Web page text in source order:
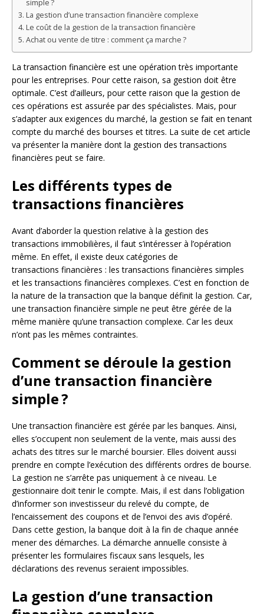
simple ?
La gestion d’une transaction financière complexe
Le coût de la gestion de la transaction financière
Achat ou vente de titre : comment ça marche ?
La transaction financière est une opération très importante
pour les entreprises. Pour cette raison, sa gestion doit être
optimale. C’est d’ailleurs, pour cette raison que la gestion de
ces opérations est assurée par des spécialistes. Mais, pour
s’adapter aux exigences du marché, la gestion se fait en tenant
compte du marché des bourses et titres. La suite de cet article
va présenter la manière dont la gestion des transactions
financières peut se faire.
Les différents types de
transactions financières
Avant d’aborder la question relative à la gestion des
transactions immobilières, il faut s’intéresser à l’opération
même. En effet, il existe deux catégories de
transactions financières : les transactions financières simples
et les transactions financières complexes. C’est en fonction de
la nature de la transaction que la banque définit la gestion. Car,
une transaction financière simple ne peut être gérée de la
même manière qu’une transaction complexe. Car les deux
n’ont pas les mêmes contraintes.
Comment se déroule la gestion
d’une transaction financière
simple ?
Une transaction financière est gérée par les banques. Ainsi,
elles s’occupent non seulement de la vente, mais aussi des
achats des titres sur le marché boursier. Elles doivent aussi
prendre en compte l’exécution des différents ordres de bourse.
La gestion ne s’arrête pas uniquement à ce niveau. Le
gestionnaire doit tenir le compte. Mais, il est dans l’obligation
d’informer son investisseur du relevé du compte, de
l’encaissement des coupons et de l’envoi des avis d’opéré.
Dans cette gestion, la banque doit à la fin de chaque année
mener des démarches. La démarche annuelle consiste à
présenter les formulaires fiscaux sans lesquels, les
déclarations des revenus seraient impossibles.
La gestion d’une transaction